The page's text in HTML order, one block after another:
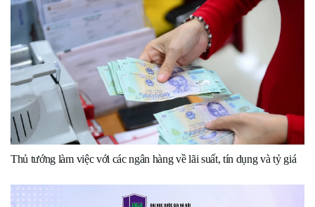
Thủ tướng làm việc với các ngân hàng về lãi suất, tín dụng và tỷ giá